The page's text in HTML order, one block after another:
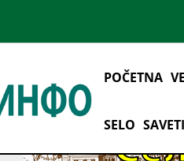
POČETNA
SELO SAVETI